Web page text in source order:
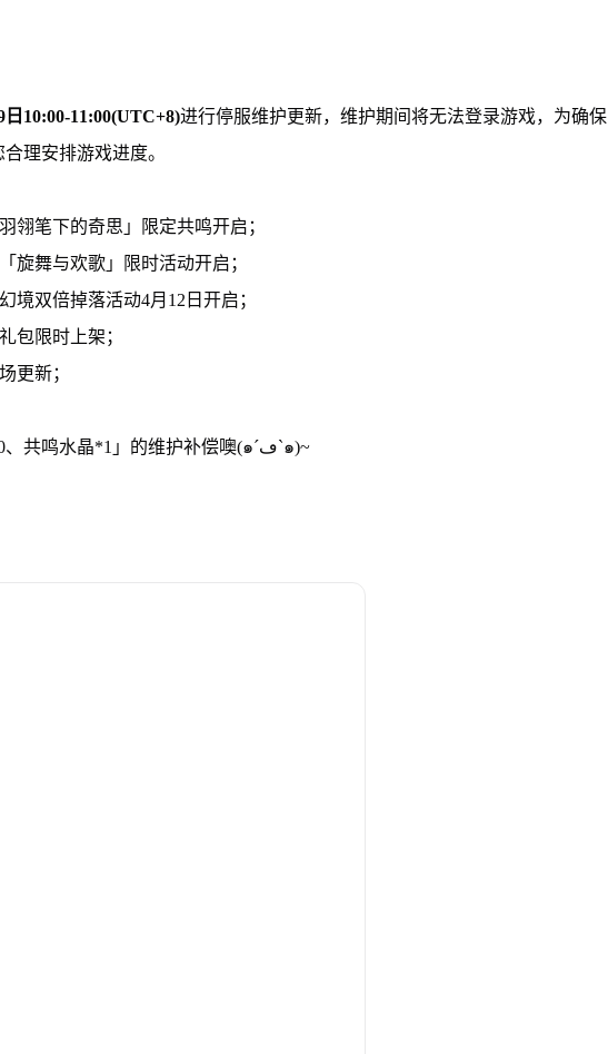
日10:00-11:00(UTC+8)进行停服维护更新，维护期间将无法登录游戏，为确保
理安排游戏进度。
翎笔下的奇思」限定共鸣开启；
旋舞与欢歌」限时活动开启；
境双倍掉落活动4月12日开启；
包限时上架；
更新；
本次维护可得「钻石*100、共鸣水晶*1」的维护补偿噢(๑´ڡ`๑)~